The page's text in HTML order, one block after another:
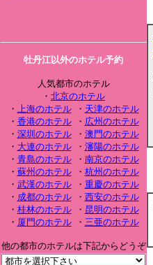
牡丹江以外のホテル予約
人気都市のホテル
・ 北京のホテル
・ 上海のホテル・ 天津のホテル
・ 香港のホテル・ 広州のホテル
・ 深圳のホテル・ 澳門のホテル
・ 大連のホテル・ 瀋陽のホテル
・ 青島のホテル・ 南京のホテル
・ 蘇州のホテル・ 杭州のホテル
・ 武漢のホテル・ 重慶のホテル
・ 成都のホテル・ 西安のホテル
・ 桂林のホテル・ 昆明のホテル
・ 厦門のホテル・ 三亜のホテル
他の都市のホテルは下記からどうぞ